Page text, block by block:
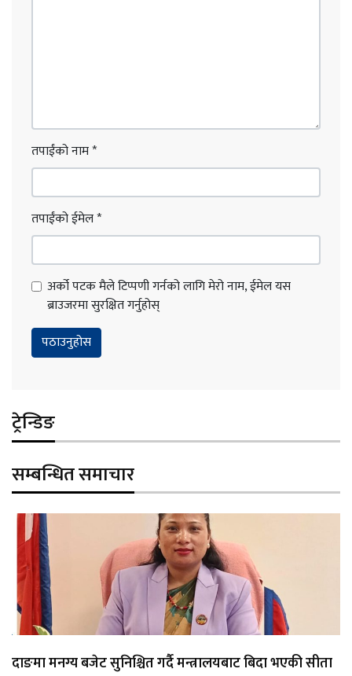
तपाईंको नाम*
तपाईंको ईमेल*
अर्को पटक मैले टिप्पणी गर्नको लागि मेरो नाम, ईमेल यस
ब्राउजरमा सुरक्षित गर्नुहोस्
ट्रेन्डिङ
सम्बन्धित समाचार
दाङमा मनग्य बजेट सुनिश्चित गर्दै मन्त्रालयबाट बिदा भएकी सीता